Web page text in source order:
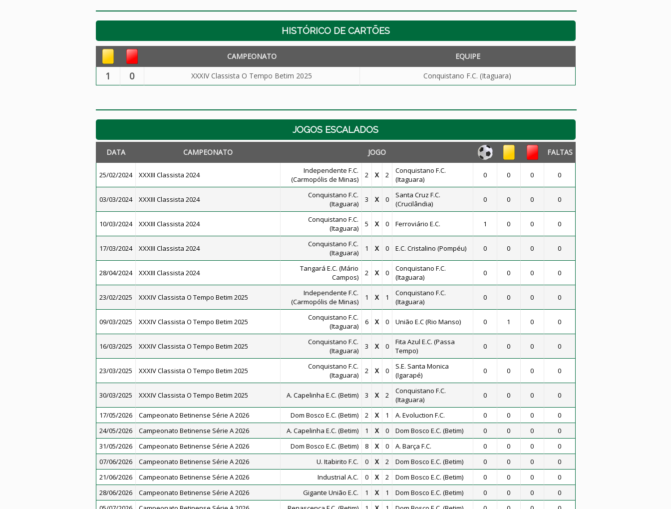
HISTÓRICO DE CARTÕES
CAMPEONATO EQUIPE
1 0 XXXIV Classista O Tempo Betim 2025 Conquistano F.C. (Itaguara)
JOGOS ESCALADOS
DATA CAMPEONATO JOGO FALTAS
25/02/2024 XXXIII Classista 2024
Independente F.C.
(Carmopólis de Minas)
2 X 2
Conquistano F.C.
(Itaguara)
0 0 0 0
03/03/2024 XXXIII Classista 2024
Conquistano F.C.
(Itaguara)
3 X 0
Santa Cruz F.C.
(Crucilândia)
0 0 0 0
10/03/2024 XXXIII Classista 2024
Conquistano F.C.
(Itaguara)
5 X 0 Ferroviário E.C. 1 0 0 0
17/03/2024 XXXIII Classista 2024
Conquistano F.C.
(Itaguara)
1 X 0 E.C. Cristalino (Pompéu) 0 0 0 0
28/04/2024 XXXIII Classista 2024
Tangará E.C. (Mário
Campos)
2 X 0
Conquistano F.C.
(Itaguara)
0 0 0 0
23/02/2025 XXXIV Classista O Tempo Betim 2025
Independente F.C.
(Carmopólis de Minas)
1 X 1
Conquistano F.C.
(Itaguara)
0 0 0 0
09/03/2025 XXXIV Classista O Tempo Betim 2025
Conquistano F.C.
(Itaguara)
6 X 0 União E.C (Rio Manso) 0 1 0 0
16/03/2025 XXXIV Classista O Tempo Betim 2025
Conquistano F.C.
(Itaguara)
3 X 0
Fita Azul E.C. (Passa
Tempo)
0 0 0 0
23/03/2025 XXXIV Classista O Tempo Betim 2025
Conquistano F.C.
(Itaguara)
2 X 0
S.E. Santa Monica
(Igarapé)
0 0 0 0
30/03/2025 XXXIV Classista O Tempo Betim 2025 A. Capelinha E.C. (Betim) 3 X 2
Conquistano F.C.
(Itaguara)
0 0 0 0
17/05/2026 Campeonato Betinense Série A 2026 Dom Bosco E.C. (Betim) 2 X 1 A. Evoluction F.C. 0 0 0
0
24/05/2026
Campeonato Betinense Série A 2026 A. Capelinha E.C. (Betim) 1 X 0 Dom Bosco E.C. (Betim) 0 0 0
0
31/05/2026
Campeonato Betinense Série A 2026 Dom Bosco E.C. (Betim) 8 X 0 A. Barça F.C. 0 0 0
0
07/06/2026
Campeonato Betinense Série A 2026 U. Itabirito F.C. 0 X 2 Dom Bosco E.C. (Betim) 0 0 0
0
21/06/2026
Campeonato Betinense Série A 2026 Industrial A.C. 0 X 2 Dom Bosco E.C. (Betim) 0 0 0
0
28/06/2026
Campeonato Betinense Série A 2026 Gigante União E.C. 1 X 1 Dom Bosco E.C. (Betim) 0 0 0
0